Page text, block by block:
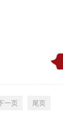
一页 尾页